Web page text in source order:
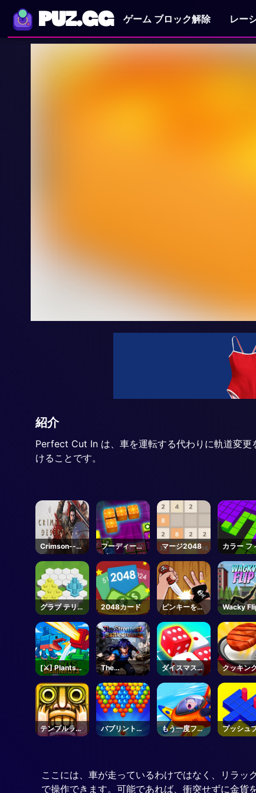
PUZ.GG ゲーム ブロック解除 レー
紹介
Perfect Cut In は、車を運転する代わりに軌道変更
けることです。
Crimson--
Steam
フーディーパ
ズル
マージ2048 カラー フ
グラブ テリト
リー
2048カード
ピンキーを救
え
Wacky
[⚔️] Plants
Vs Brainrots
- Roblox
The
Strongest
Battlegroun
ds - Roblox
ダイスマスタ
ー
クッキン
ッドネス
テンプルラン
2ホリフェス
バブリントン
シューティン
もう一度フラ
イト
プッシュ
ック
ここには、車が走っているわけではなく、リラ
で操作できます。可能であれば、衝突せずに金貨